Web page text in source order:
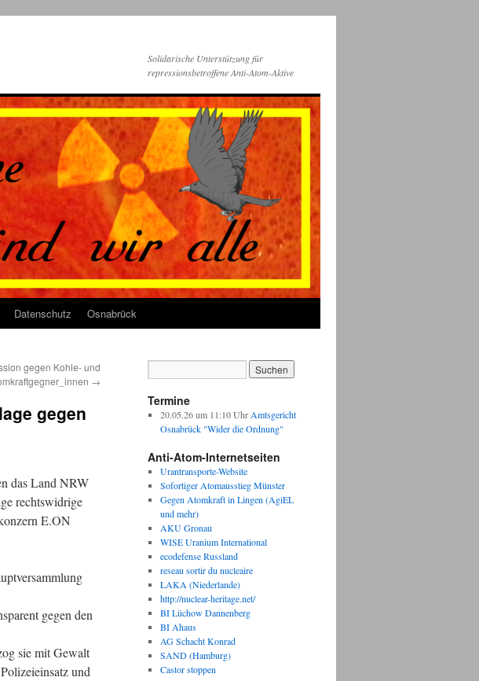
Solidarische Unterstützung für
repressionsbetroffene Anti-Atom-Aktive
Datenschutz Osnabrück
gegen Kohle- und
→
gegen
das Land NRW
rechtswidrige
E.ON
gegen den
sie mit Gewalt
und
Termine
20.05.26 um 11:10 UhrAmtsgericht
Osnabrück "Wider die Ordnung"
Anti-Atom-Internetseiten
Urantransporte-Website
Sofortiger Atomausstieg Münster
Gegen Atomkraft in Lingen (AgiEL
und mehr)
AKU Gronau
WISE Uranium International
ecodefense Russland
reseau sortir du nucleaire
LAKA (Niederlande)
http://nuclear-heritage.net/
BI Lüchow Dannenberg
BI Ahaus
AG Schacht Konrad
SAND (Hamburg)
Castor stoppen